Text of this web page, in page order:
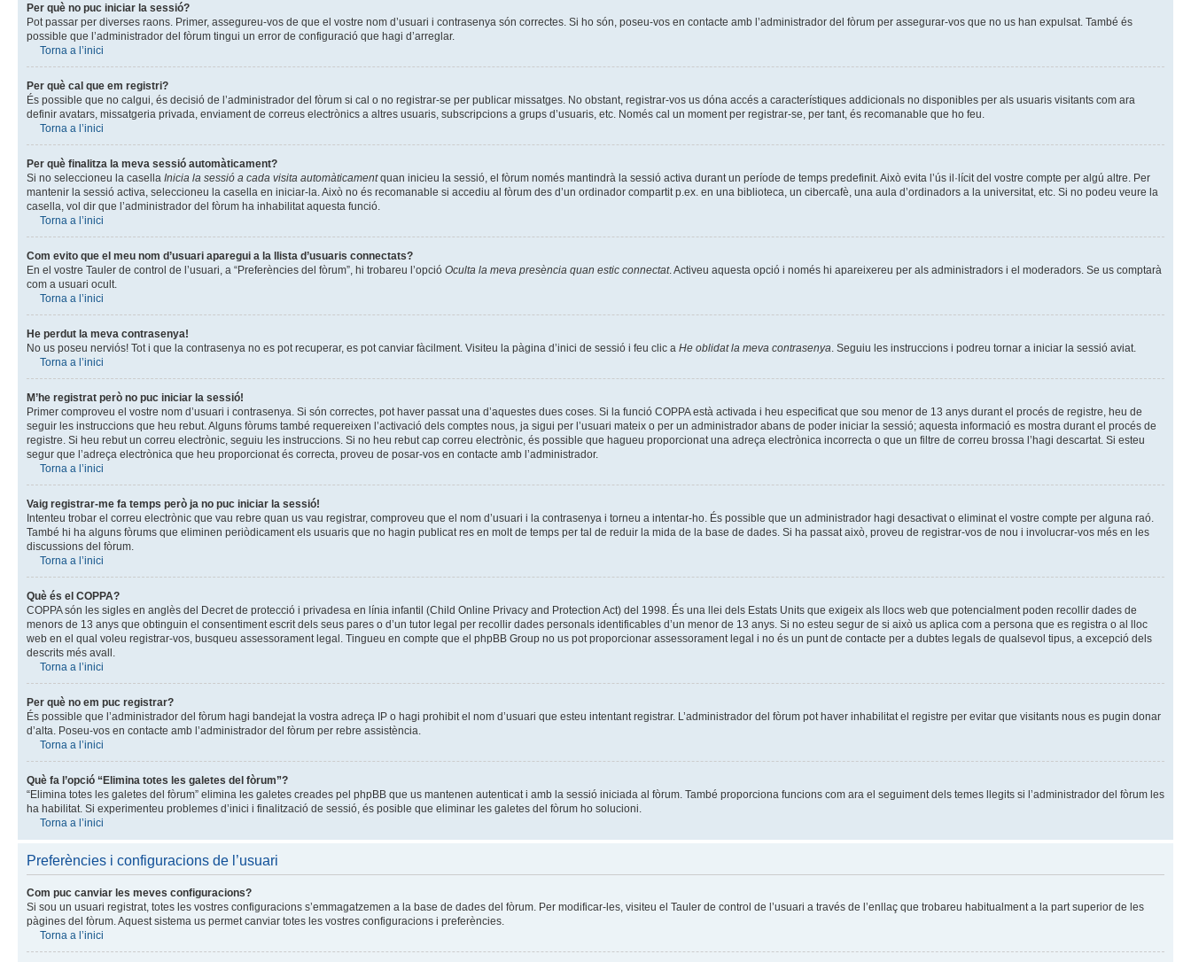
Per què no puc iniciar la sessió?
Pot passar per diverses raons. Primer, assegureu-vos de que el vostre nom d’usuari i contrasenya són correctes. Si ho són, poseu-vos en contacte amb l’administrador del fòrum per assegurar-vos que no us han expulsat. També és
possible que l’administrador del fòrum tingui un error de configuració que hagi d’arreglar.
Torna a l’inici
Per què cal que em registri?
És possible que no calgui, és decisió de l’administrador del fòrum si cal o no registrar-se per publicar missatges. No obstant, registrar-vos us dóna accés a característiques addicionals no disponibles per als usuaris visitants com ara
definir avatars, missatgeria privada, enviament de correus electrònics a altres usuaris, subscripcions a grups d’usuaris, etc. Només cal un moment per registrar-se, per tant, és recomanable que ho feu.
Torna a l’inici
Per què finalitza la meva sessió automàticament?
Si no seleccioneu la casella Inicia la sessió a cada visita automàticamentquan inicieu la sessió, el fòrum només mantindrà la sessió activa durant un període de temps predefinit. Això evita l’ús il·lícit del vostre compte per algú altre. Per
mantenir la sessió activa, seleccioneu la casella en iniciar-la. Això no és recomanable si accediu al fòrum des d’un ordinador compartit p.ex. en una biblioteca, un cibercafè, una aula d’ordinadors a la universitat, etc. Si no podeu veure la
casella, vol dir que l’administrador del fòrum ha inhabilitat aquesta funció.
Torna a l’inici
Com evito que el meu nom d’usuari aparegui a la llista d’usuaris connectats?
En el vostre Tauler de control de l’usuari, a “Preferències del fòrum”, hi trobareu l’opció Oculta la meva presència quan estic connectat. Activeu aquesta opció i només hi apareixereu per als administradors i el moderadors. Se us comptarà
com a usuari ocult.
Torna a l’inici
He perdut la meva contrasenya!
No us poseu nerviós! Tot i que la contrasenya no es pot recuperar, es pot canviar fàcilment. Visiteu la pàgina d’inici de sessió i feu clic a He oblidat la meva contrasenya . Seguiu les instruccions i podreu tornar a iniciar la sessió aviat.
Torna a l’inici
M’he registrat però no puc iniciar la sessió!
Primer comproveu el vostre nom d’usuari i contrasenya. Si són correctes, pot haver passat una d’aquestes dues coses. Si la funció COPPA està activada i heu especificat que sou menor de 13 anys durant el procés de registre, heu de
seguir les instruccions que heu rebut. Alguns fòrums també requereixen l’activació dels comptes nous, ja sigui per l’usuari mateix o per un administrador abans de poder iniciar la sessió; aquesta informació es mostra durant el procés de
registre. Si heu rebut un correu electrònic, seguiu les instruccions. Si no heu rebut cap correu electrònic, és possible que hagueu proporcionat una adreça electrònica incorrecta o que un filtre de correu brossa l’hagi descartat. Si esteu
segur que l’adreça electrònica que heu proporcionat és correcta, proveu de posar-vos en contacte amb l’administrador.
Torna a l’inici
Vaig registrar-me fa temps però ja no puc iniciar la sessió!
Intenteu trobar el correu electrònic que vau rebre quan us vau registrar, comproveu que el nom d’usuari i la contrasenya i torneu a intentar-ho. És possible que un administrador hagi desactivat o eliminat el vostre compte per alguna raó.
També hi ha alguns fòrums que eliminen periòdicament els usuaris que no hagin publicat res en molt de temps per tal de reduir la mida de la base de dades. Si ha passat això, proveu de registrar-vos de nou i involucrar-vos més en les
discussions del fòrum.
Torna a l’inici
Què és el COPPA?
COPPA són les sigles en anglès del Decret de protecció i privadesa en línia infantil (Child Online Privacy and Protection Act) del 1998. És una llei dels Estats Units que exigeix als llocs web que potencialment poden recollir dades de
menors de 13 anys que obtinguin el consentiment escrit dels seus pares o d’un tutor legal per recollir dades personals identificables d’un menor de 13 anys. Si no esteu segur de si això us aplica com a persona que es registra o al lloc
web en el qual voleu registrar-vos, busqueu assessorament legal. Tingueu en compte que el phpBB Group no us pot proporcionar assessorament legal i no és un punt de contacte per a dubtes legals de qualsevol tipus, a excepció dels
descrits més avall.
Torna a l’inici
Per què no em puc registrar?
És possible que l’administrador del fòrum hagi bandejat la vostra adreça IP o hagi prohibit el nom d’usuari que esteu intentant registrar. L’administrador del fòrum pot haver inhabilitat el registre per evitar que visitants nous es pugin donar
d’alta. Poseu-vos en contacte amb l’administrador del fòrum per rebre assistència.
Torna a l’inici
Què fa l’opció “Elimina totes les galetes del fòrum”?
“Elimina totes les galetes del fòrum” elimina les galetes creades pel phpBB que us mantenen autenticat i amb la sessió iniciada al fòrum. També proporciona funcions com ara el seguiment dels temes llegits si l’administrador del fòrum les
ha habilitat. Si experimenteu problemes d’inici i finalització de sessió, és posible que eliminar les galetes del fòrum ho solucioni.
Torna a l’inici
Preferències i configuracions de l’usuari
Com puc canviar les meves configuracions?
Si sou un usuari registrat, totes les vostres configuracions s’emmagatzemen a la base de dades del fòrum. Per modificar-les, visiteu el Tauler de control de l’usuari a través de l’enllaç que trobareu habitualment a la part superior de les
pàgines del fòrum. Aquest sistema us permet canviar totes les vostres configuracions i preferències.
Torna a l’inici